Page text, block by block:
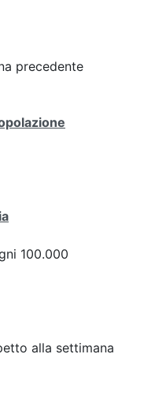
precedente
100.000
alla settimana